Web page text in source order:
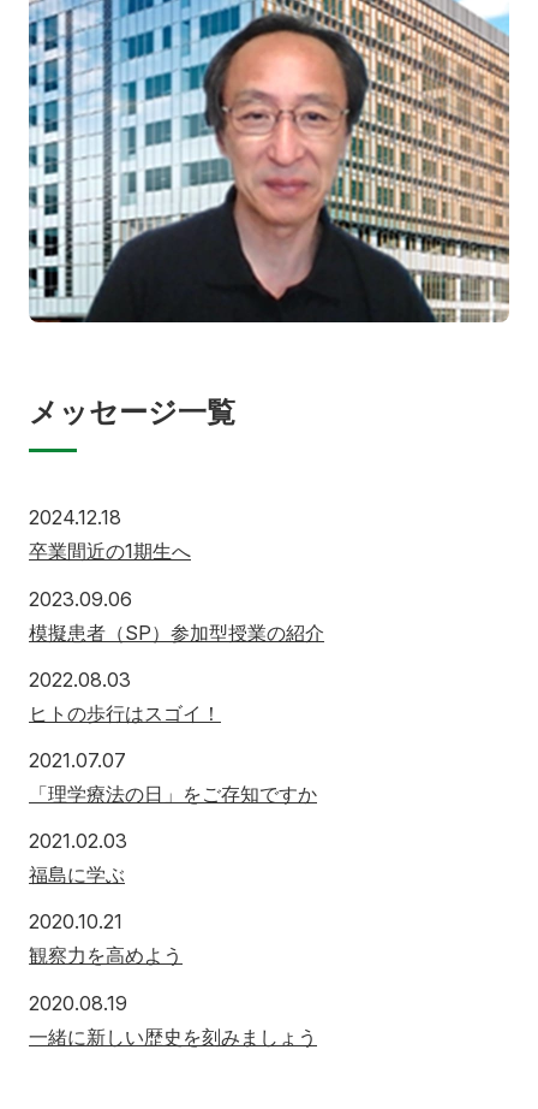
メッセージ一覧
2024.12.18
卒業間近の1期生へ
2023.09.06
模擬患者（SP）参加型授業の紹介
2022.08.03
ヒトの歩行はスゴイ！
2021.07.07
「理学療法の日」をご存知ですか
2021.02.03
福島に学ぶ
2020.10.21
観察力を高めよう
2020.08.19
一緒に新しい歴史を刻みましょう